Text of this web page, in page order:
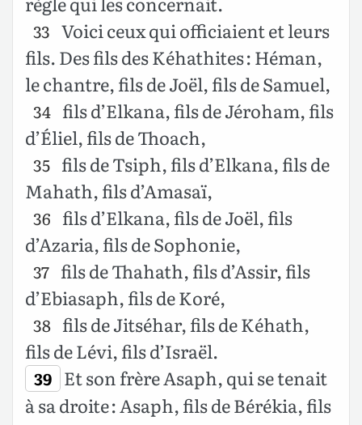
33 Voici ceux qui officiaient et leurs
fils. Des fils des Kéhathites : Héman,
le chantre, fils de Joël, fils de Samuel,
34 fils d’Elkana, fils de Jéroham, fils
d’Éliel, fils de Thoach,
35 fils de Tsiph, fils d’Elkana, fils de
Mahath, fils d’Amasaï,
36 fils d’Elkana, fils de Joël, fils
d’Azaria, fils de Sophonie,
37 fils de Thahath, fils d’Assir, fils
d’Ebiasaph, fils de Koré,
38 fils de Jitséhar, fils de Kéhath,
fils de Lévi, fils d’Israël.
39 Et son frère Asaph, qui se tenait
à sa droite : Asaph, fils de Bérékia, fils